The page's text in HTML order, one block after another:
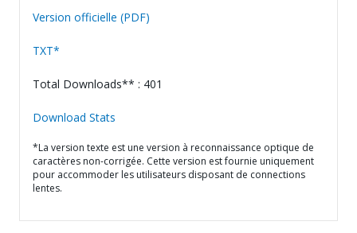
Version officielle (PDF)
TXT*
Total Downloads** : 401
Download Stats
*La version texte est une version à reconnaissance optique de
caractères non-corrigée. Cette version est fournie uniquement
pour accommoder les utilisateurs disposant de connections
lentes.